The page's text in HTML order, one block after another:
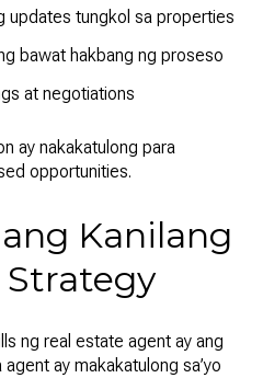
updates tungkol sa properties
bawat hakbang ng proseso
at negotiations
ay nakakatulong para
opportunities.
Kanilang
ng real estate agent ay ang
ay makakatulong sa’yo